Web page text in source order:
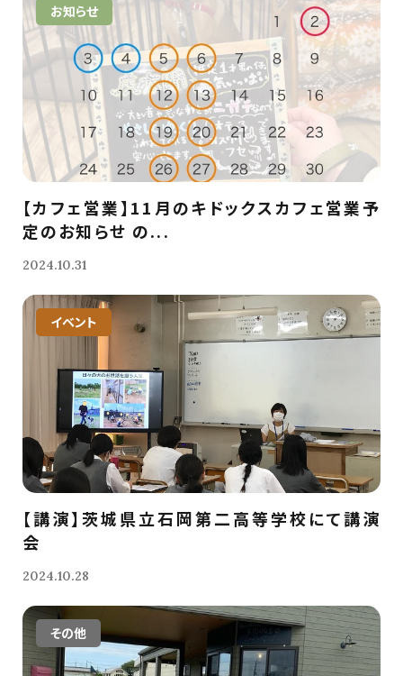
お知らせ
【カフェ営業】11月のキドックスカフェ営業予
定のお知らせ の...
2024.10.31
イベント
【講演】茨城県立石岡第二高等学校にて講演
会
2024.10.28
その他